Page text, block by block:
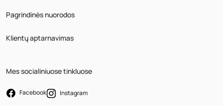
Pagrindinės nuorodos
Klientų aptarnavimas
Mes socialiniuose tinkluose
Facebook Instagram